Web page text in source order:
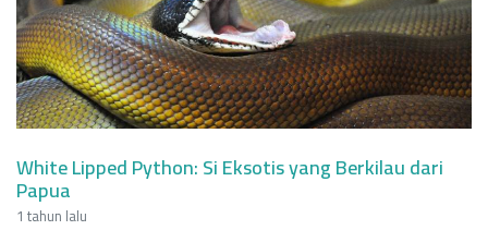
White Lipped Python: Si Eksotis yang Berkilau dari
Papua
1 tahun lalu